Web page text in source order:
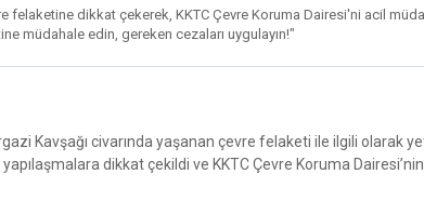
felaketine dikkat çekerek, KKTC Çevre Koruma Dairesi'ni acil
müdahale edin, gereken cezaları uygulayın!"
Kavşağı civarında yaşanan çevre felaketi ile ilgili olarak
dikkat çekildi ve KKTC Çevre Koruma